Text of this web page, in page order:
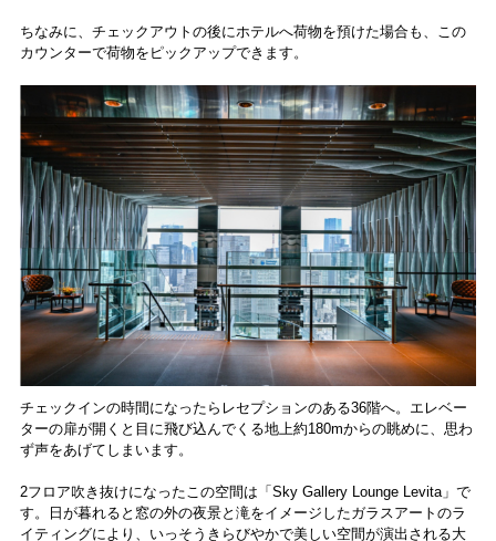
ちなみに、チェックアウトの後にホテルへ荷物を預けた場合も、この
カウンターで荷物をピックアップできます。
チェックインの時間になったらレセプションのある36階へ。エレベー
ターの扉が開くと目に飛び込んでくる地上約180mからの眺めに、思わ
ず声をあげてしまいます。
2フロア吹き抜けになったこの空間は「Sky Gallery Lounge Levita」で
す。日が暮れると窓の外の夜景と滝をイメージしたガラスアートのラ
イティングにより、いっそうきらびやかで美しい空間が演出される大